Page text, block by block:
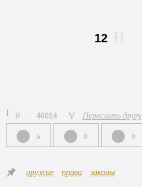
12
0 46014 Переслать другу
6 0 0
оружие права законы